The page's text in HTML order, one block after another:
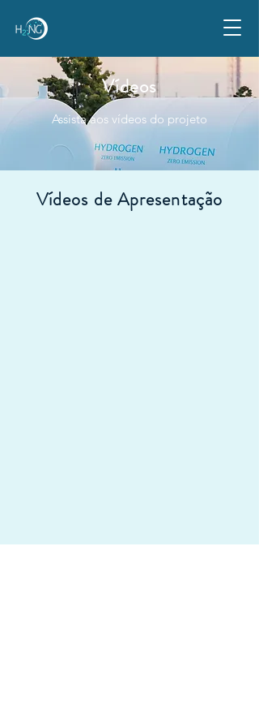
Vídeos
Assista aos vídeos do projeto
Vídeos de Apresentação